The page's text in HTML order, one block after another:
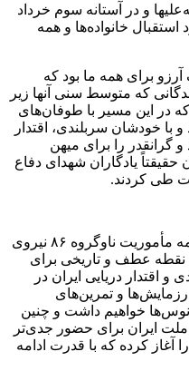
و در آستانه سوم خرداد
خانواده‌ها و همه
برای همه ما بود که
که متوسط سنی آنها زیر
که در این مسیر با طوفان‌های
با خودشان سربلندی، اقتدار
گرانقدر را برای میهن
حقیقتاً یادگاران شهدای دفاع
طی کردند.
رئیس‌ستاد کل نیروهای مسلح در ادامه مأموریت ناوگروه ۸۶ نیروی
نقطه عطف و تاریخی برای
اقتدار دریایی ایران در
و تمرین‌های
خواهیم داشت و چنین
ملت ایران برای حضور جدی‌تر
آغاز کرده که با قدرت ادامه